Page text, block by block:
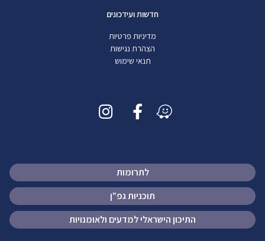
חדשות ועידכונים
מדיניות פרטיות
הצהרת נגישות
תנאי שימוש
לתרומות
תוכניות גפ"ן
התיכון הישראלי למדעים ולאומנויות